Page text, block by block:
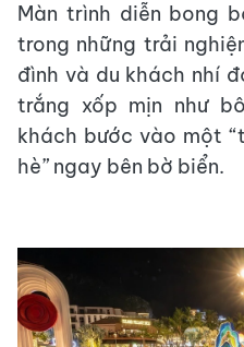
Màn trình diễn bong
trong những trải
đình và du khách nhí
trắng xốp mịn như
khách bước vào một
hè” ngay bên bờ biển.